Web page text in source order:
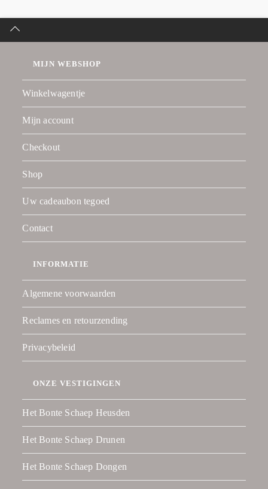
MIJN WEBSHOP
Winkelwagentje
Mijn account
Checkout
Shop
Uw cadeaubon tegoed
Contact
INFORMATIE
Algemene voorwaarden
Reclames en retourzending
Privacybeleid
ONZE VESTIGINGEN
Het Bonte Schaep Heusden
Het Bonte Schaep Drunen
Het Bonte Schaep Dongen